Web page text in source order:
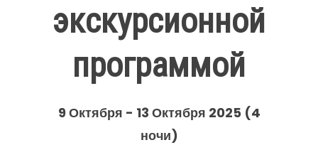
экскурсионной
программой
9 Октября - 13 ​Октября 2025 (4
ночи)